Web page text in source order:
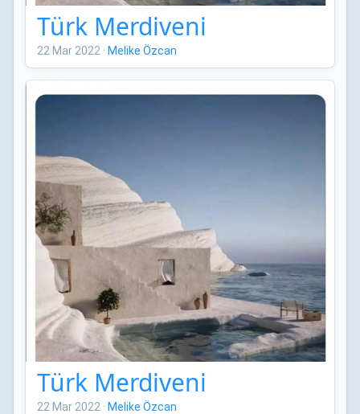
Türk Merdiveni
22 Mar 2022 · Melike Özcan
Türk Merdiveni
22 Mar 2022 · Melike Özcan